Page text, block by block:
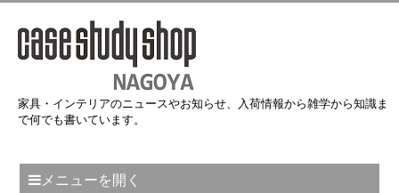
家具・インテリアのニュースやお知らせ、入荷情報から雑学から知識ま
で何でも書いています。
メニューを開く